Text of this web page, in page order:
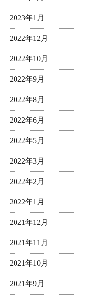
2023年1月
2022年12月
2022年10月
2022年9月
2022年8月
2022年6月
2022年5月
2022年3月
2022年2月
2022年1月
2021年12月
2021年11月
2021年10月
2021年9月